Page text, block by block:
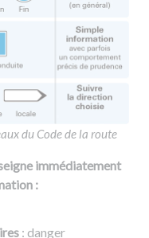
du Code de la route
immédiatement
:
: danger